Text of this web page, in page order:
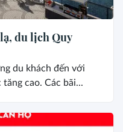
du lịch Quy
du khách đến với
cao. Các bãi...